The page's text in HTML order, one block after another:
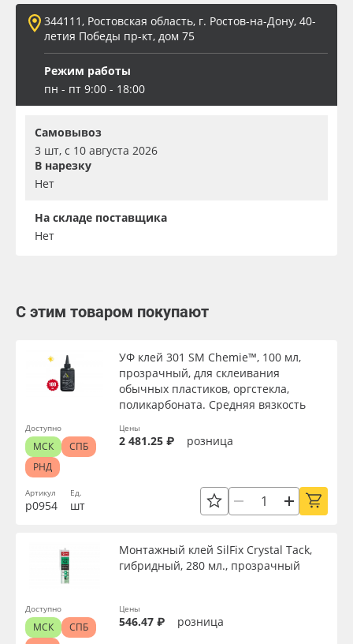
344111, Ростовская область, г. Ростов-на-Дону, 40-
летия Победы пр-кт, дом 75
Режим работы
пн - пт 9:00 - 18:00
Самовывоз
3 шт, с 10 августа 2026
В нарезку
Нет
На складе поставщика
Нет
С этим товаром покупают
Артикул
р0954
УФ клей 301 SM Chemie™, 100 мл,
прозрачный, для склеивания
обычных пластиков, оргстекла,
поликарбоната. Средняя вязкость
Ед.
шт
Цены
2 481.25 ₽ розница
Доступно
МСК
СПБ
РНД
Монтажный клей SilFix Crystal Tack,
гибридный, 280 мл., прозрачный
Цены
546.47 ₽ розница
Доступно
МСК
СПБ